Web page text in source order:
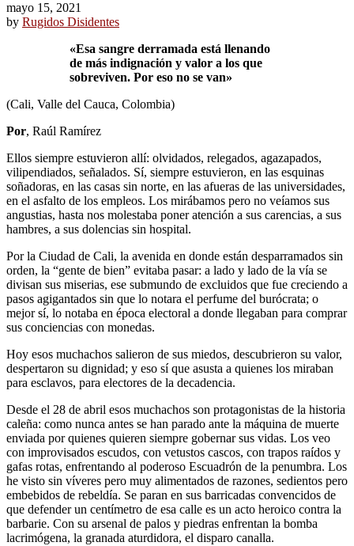
mayo 15, 2021
by Rugidos Disidentes
«Esa sangre derramada está llenando
de más indignación y valor a los que
sobreviven. Por eso no se van»
(Cali, Valle del Cauca, Colombia)
Por, Raúl Ramírez
Ellos siempre estuvieron allí: olvidados, relegados, agazapados,
vilipendiados, señalados. Sí, siempre estuvieron, en las esquinas
soñadoras, en las casas sin norte, en las afueras de las universidades,
en el asfalto de los empleos. Los mirábamos pero no veíamos sus
angustias, hasta nos molestaba poner atención a sus carencias, a sus
hambres, a sus dolencias sin hospital.
Por la Ciudad de Cali, la avenida en donde están desparramados sin
orden, la “gente de bien” evitaba pasar: a lado y lado de la vía se
divisan sus miserias, ese submundo de excluidos que fue creciendo a
pasos agigantados sin que lo notara el perfume del burócrata; o
mejor sí, lo notaba en época electoral a donde llegaban para comprar
sus conciencias con monedas.
Hoy esos muchachos salieron de sus miedos, descubrieron su valor,
despertaron su dignidad; y eso sí que asusta a quienes los miraban
para esclavos, para electores de la decadencia.
Desde el 28 de abril esos muchachos son protagonistas de la historia
caleña: como nunca antes se han parado ante la máquina de muerte
enviada por quienes quieren siempre gobernar sus vidas. Los veo
con improvisados escudos, con vetustos cascos, con trapos raídos y
gafas rotas, enfrentando al poderoso Escuadrón de la penumbra. Los
he visto sin víveres pero muy alimentados de razones, sedientos pero
embebidos de rebeldía. Se paran en sus barricadas convencidos de
que defender un centímetro de esa calle es un acto heroico contra la
barbarie. Con su arsenal de palos y piedras enfrentan la bomba
lacrimógena, la granada aturdidora, el disparo canalla.